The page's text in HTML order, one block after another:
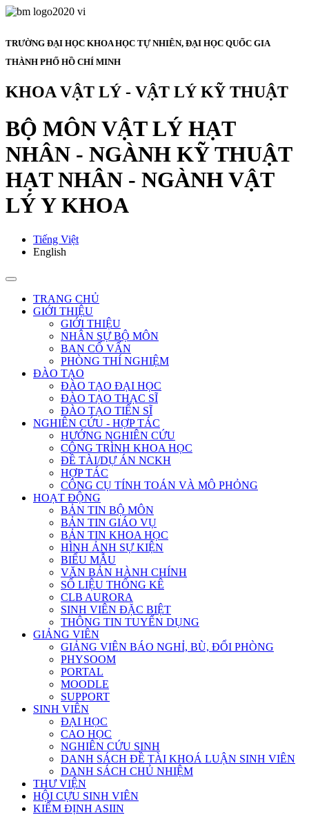
TRƯỜNG ĐẠI HỌC KHOA HỌC TỰ NHIÊN, ĐẠI HỌC QUỐC GIA
THÀNH PHỐ HỒ CHÍ MINH
KHOA VẬT LÝ - VẬT LÝ KỸ THUẬT
BỘ MÔN VẬT LÝ HẠT
NHÂN - NGÀNH KỸ THUẬT
HẠT NHÂN - NGÀNH VẬT
LÝ Y KHOA
Tiếng Việt
English
TRANG CHỦ
GIỚI THIỆU
GIỚI THIỆU
NHÂN SỰ BỘ MÔN
BAN CỐ VẤN
PHÒNG THÍ NGHIỆM
ĐÀO TẠO
ĐÀO TẠO ĐẠI HỌC
ĐÀO TẠO THẠC SĨ
ĐÀO TẠO TIẾN SĨ
NGHIÊN CỨU - HỢP TÁC
HƯỚNG NGHIÊN CỨU
CÔNG TRÌNH KHOA HỌC
ĐỀ TÀI/DỰ ÁN NCKH
HỢP TÁC
CÔNG CỤ TÍNH TOÁN VÀ MÔ PHỎNG
HOẠT ĐỘNG
BẢN TIN BỘ MÔN
BẢN TIN GIÁO VỤ
BẢN TIN KHOA HỌC
HÌNH ẢNH SỰ KIỆN
BIỂU MẪU
VĂN BẢN HÀNH CHÍNH
SỐ LIỆU THỐNG KÊ
CLB AURORA
SINH VIÊN ĐẶC BIỆT
THÔNG TIN TUYỂN DỤNG
GIẢNG VIÊN
GIẢNG VIÊN BÁO NGHỈ, BÙ, ĐỔI PHÒNG
PHYSOOM
PORTAL
MOODLE
SUPPORT
SINH VIÊN
ĐẠI HỌC
CAO HỌC
NGHIÊN CỨU SINH
DANH SÁCH ĐỀ TÀI KHOÁ LUẬN SINH VIÊN
DANH SÁCH CHỦ NHIỆM
THƯ VIỆN
HỘI CỰU SINH VIÊN
KIỂM ĐỊNH ASIIN